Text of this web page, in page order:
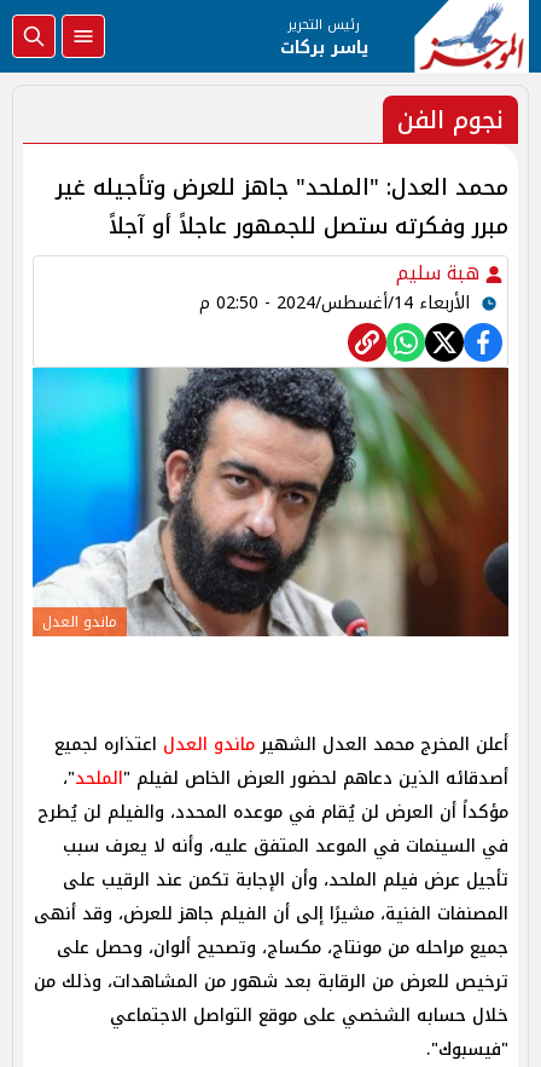
رئيس التحرير
ياسر بركات
نجوم الفن
محمد العدل: "الملحد" جاهز للعرض وتأجيله غير
مبرر وفكرته ستصل للجمهور عاجلاً أو آجلاً
هبة سليم
الأربعاء 14/أغسطس/2024 - 02:50 م
ماندو العدل
أعلن المخرج محمد العدل الشهيرماندو العدل اعتذاره لجميع
أصدقائه الذين دعاهم لحضور العرض الخاص لفيلم "الملحد"،
مؤكداً أن العرض لن يُقام في موعده المحدد، والفيلم لن يُطرح
في السينمات في الموعد المتفق عليه، وأنه لا يعرف سبب
تأجيل عرض فيلم الملحد، وأن الإجابة تكمن عند الرقيب على
المصنفات الفنية، مشيرًا إلى أن الفيلم جاهز للعرض، وقد أنهى
جميع مراحله من مونتاج، مكساج، وتصحيح ألوان، وحصل على
ترخيص للعرض من الرقابة بعد شهور من المشاهدات، وذلك من
خلال حسابه الشخصي على موقع التواصل الاجتماعي
"فيسبوك".